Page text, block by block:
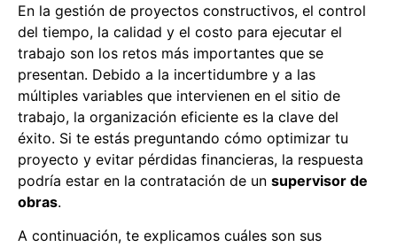
En la gestión de proyectos constructivos, el control
del tiempo, la calidad y el costo para ejecutar el
trabajo son los retos más importantes que se
presentan. Debido a la incertidumbre y a las
múltiples variables que intervienen en el sitio de
trabajo, la organización eficiente es la clave del
éxito. Si te estás preguntando cómo optimizar tu
proyecto y evitar pérdidas financieras, la respuesta
podría estar en la contratación de un supervisor de
obras.
A continuación, te explicamos cuáles son sus